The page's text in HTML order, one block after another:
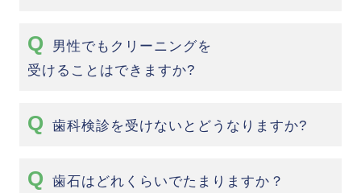
男性でもクリーニングを
受けることはできますか?
歯科検診を受けないとどうなりますか?
歯石はどれくらいでたまりますか？